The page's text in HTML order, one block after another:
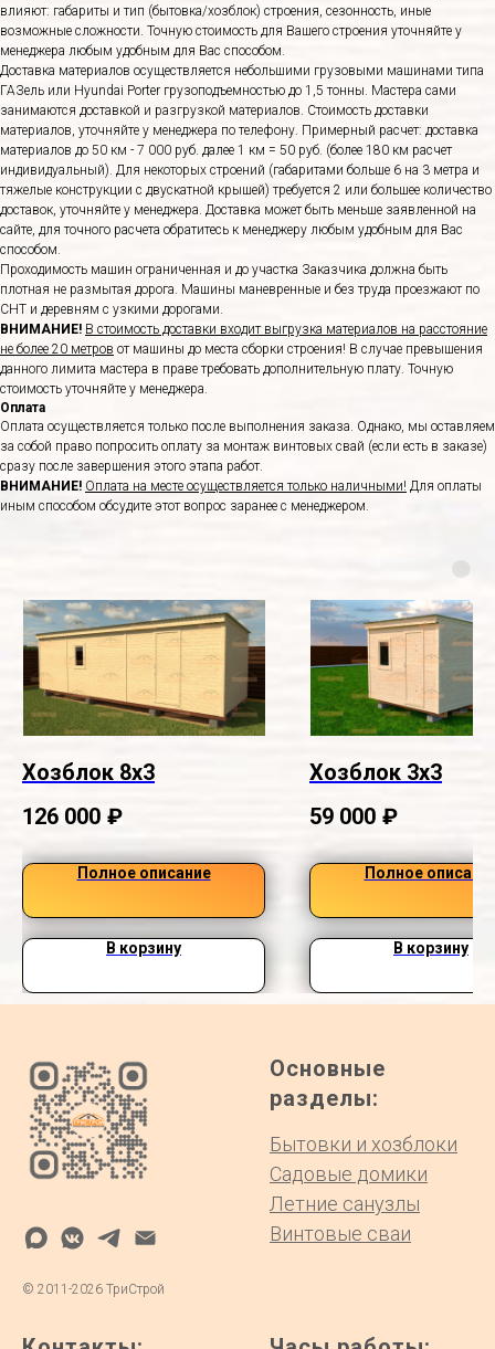
влияют: габариты и тип (бытовка/хозблок) строения, сезонность, иные
возможные сложности. Точную стоимость для Вашего строения уточняйте у
менеджера любым удобным для Вас способом.
Доставка материалов осуществляется небольшими грузовыми машинами типа
ГАЗель или Hyundai Porter грузоподъемностью до 1,5 тонны. Мастера сами
занимаются доставкой и разгрузкой материалов. Стоимость доставки
материалов, уточняйте у менеджера по телефону. Примерный расчет: доставка
материалов до 50 км - 7 000 руб. далее 1 км = 50 руб. (более 180 км расчет
индивидуальный). Для некоторых строений (габаритами больше 6 на 3 метра и
тяжелые конструкции с двускатной крышей) требуется 2 или большее количество
доставок, уточняйте у менеджера. Доставка может быть меньше заявленной на
сайте, для точного расчета обратитесь к менеджеру любым удобным для Вас
способом.
Проходимость машин ограниченная и до участка Заказчика должна быть
плотная не размытая дорога. Машины маневренные и без труда проезжают по
СНТ и деревням с узкими дорогами.
ВНИМАНИЕ! В стоимость доставки входит выгрузка материалов на расстояние
не более 20 метров от машины до места сборки строения! В случае превышения
данного лимита мастера в праве требовать дополнительную плату. Точную
стоимость уточняйте у менеджера.
Оплата
Оплата осуществляется только после выполнения заказа. Однако, мы оставляем
за собой право попросить оплату за монтаж винтовых свай (если есть в заказе)
сразу после завершения этого этапа работ.
ВНИМАНИЕ! Оплата на месте осуществляется только наличными! Для оплаты
иным способом обсудите этот вопрос заранее с менеджером.
Хозблок 8х3
126 000 ₽
Полное описание
В корзину
Хозблок 3х3
59 000 ₽
Полное
В корзину
© 2011-2026 ТриСтрой
Основные
разделы:
Бытовки и хозблоки
Садовые домики
Летние санузлы
Винтовые сваи